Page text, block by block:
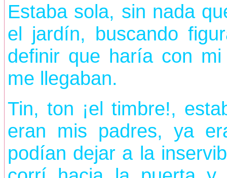
Estaba sola, sin nada
el jardín, buscando
definir que haría con
me llegaban.
Tin, ton ¡el timbre!,
eran mis padres, ya
podían dejar a la